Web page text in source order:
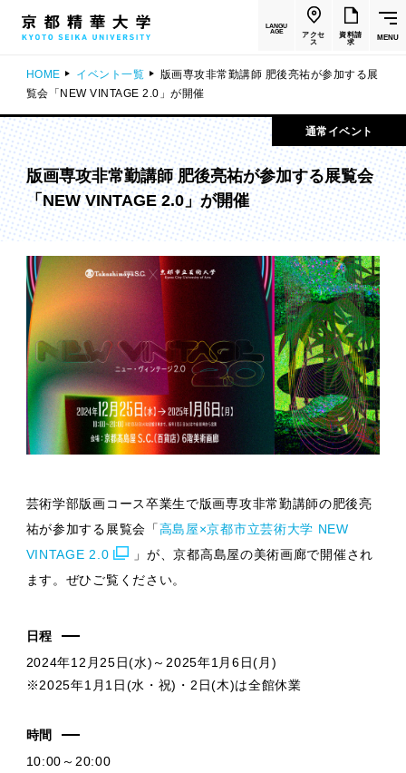
LANGU
AGE
アクセ
ス
資料請
求
MENU
HOME イベント一覧
版画専攻非常勤講師 肥後亮祐が参加する展
覧会「NEW VINTAGE 2.0」が開催
通常イベント
版画専攻非常勤講師 肥後亮祐が参加する展覧会
「NEW VINTAGE 2.0」が開催
芸術学部版画コース卒業生で版画専攻非常勤講師の肥後亮
祐が参加する展覧会「高島屋×京都市立芸術大学 NEW
VINTAGE 2.0
」が、京都高島屋の美術画廊で開催され
ます。ぜひご覧ください。
日程
2024年12月25日(水)～2025年1月6日(月)
※2025年1月1日(水・祝)・2日(木)は全館休業
時間
10:00～20:00